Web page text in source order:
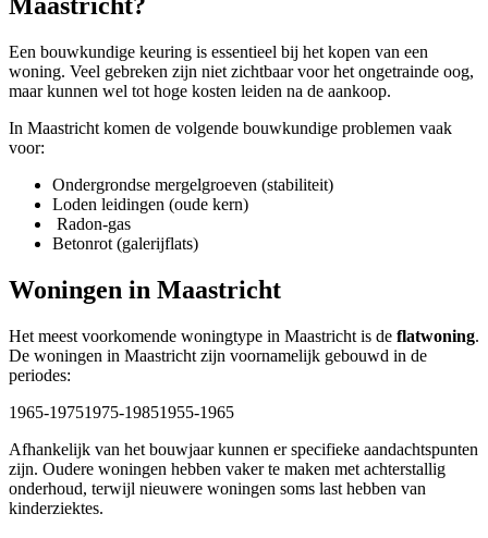
Een bouwkundige keuring is essentieel bij het kopen van een
woning. Veel gebreken zijn niet zichtbaar voor het ongetrainde oog,
maar kunnen wel tot hoge kosten leiden na de aankoop.
In Maastricht komen de volgende bouwkundige problemen vaak
voor:
Ondergrondse mergelgroeven (stabiliteit)
Loden leidingen (oude kern)
Radon-gas
Betonrot (galerijflats)
Woningen in Maastricht
Het meest voorkomende woningtype in Maastricht is de flatwoning.
De woningen in Maastricht zijn voornamelijk gebouwd in de
periodes:
1965-19751975-19851955-1965
Afhankelijk van het bouwjaar kunnen er specifieke aandachtspunten
zijn. Oudere woningen hebben vaker te maken met achterstallig
onderhoud, terwijl nieuwere woningen soms last hebben van
kinderziektes.